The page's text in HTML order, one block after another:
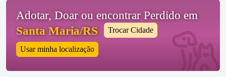
Adotar, Doar ou encontrar Perdido em
Santa Maria/RS
Trocar Cidade
Usar minha localização